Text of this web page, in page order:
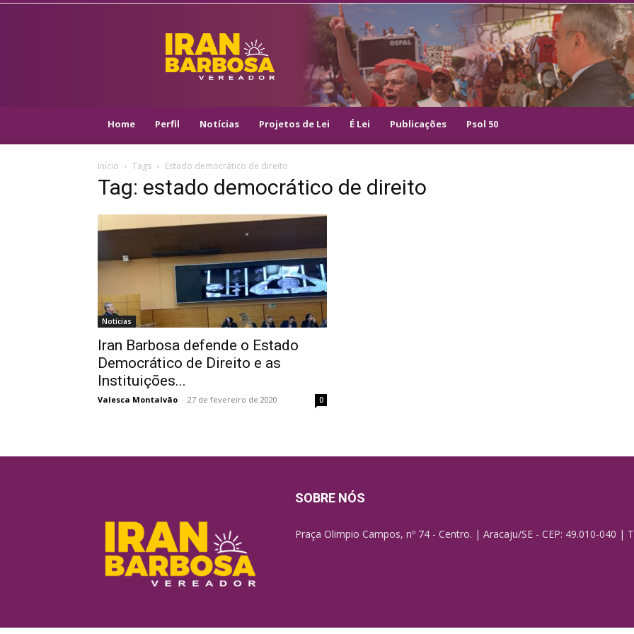
IRAN
BARBOSA
–
VEREADOR
–
Home Perfil Notícias Projetos de Lei É Lei Publicações Psol 50
Início Tags Estado democrático de direito
Tag: estado democrático de direito
Notícias
Iran Barbosa defende o Estado
Democrático de Direito e as
Instituições...
Valesca Montalvão - 27 de fevereiro de 2020 0
SOBRE NÓS
Praça Olimpio Campos, nº 74 - Centro. | Aracaju/SE - CEP: 49.010-040 |